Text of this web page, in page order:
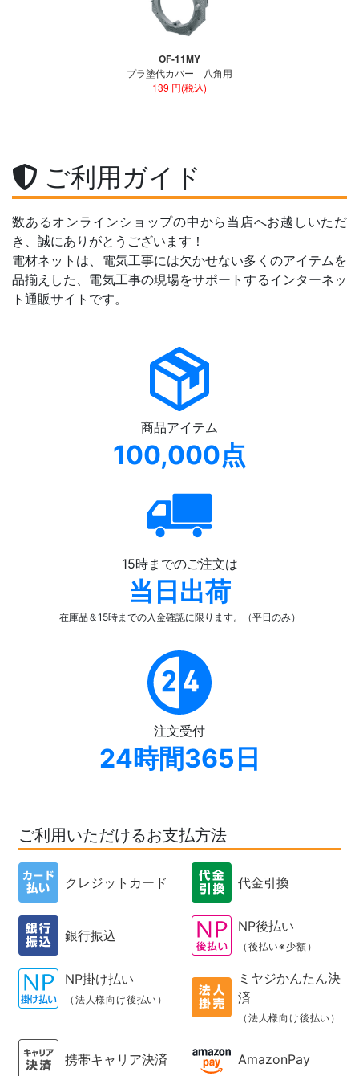
OF-11MY
プラ塗代カバー 八角用
139 円(税込)
ご利用ガイド
数あるオンラインショップの中から当店へお越しいただ
き、誠にありがとうございます！
電材ネットは、電気工事には欠かせない多くのアイテムを
品揃えした、電気工事の現場をサポートするインターネッ
ト通販サイトです。
商品アイテム
100,000点
15時までのご注文は
当日出荷
在庫品＆15時までの入金確認に限ります。（平日のみ）
注文受付
24時間365日
ご利用いただけるお支払方法
クレジットカード 代金引換
銀行振込
NP後払い
（後払い※少額）
NP掛け払い
（法人様向け後払い）
ミヤジかんたん決
済
（法人様向け後払い）
携帯キャリア決済 AmazonPay